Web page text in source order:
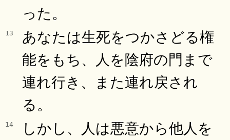
った。
13
あなたは生死をつかさどる権
能をもち、人を陰府の門まで
連れ行き、また連れ戻され
る。
14
しかし、人は悪意から他人を